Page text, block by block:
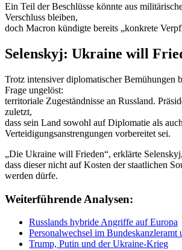
Ein Teil der Beschlüsse könnte aus
Verschluss bleiben,
doch Macron kündigte bereits „konkrete
Selenskyj: Ukraine will
Trotz intensiver diplomatischer Bemühungen
Frage ungelöst:
territoriale Zugeständnisse an Russland.
zuletzt,
dass sein Land sowohl auf Diplomatie als
Verteidigungsanstrengungen vorbereitet sei.
„Die Ukraine will Frieden“, erklärte
dass dieser nicht auf Kosten der staatlichen
werden dürfe.
Weiterführende Analysen:
Russlands hybride Angriffe auf Europa
Personalwechsel im Bundeskanzleramt
Trump, Putin und der Ukraine-Krieg